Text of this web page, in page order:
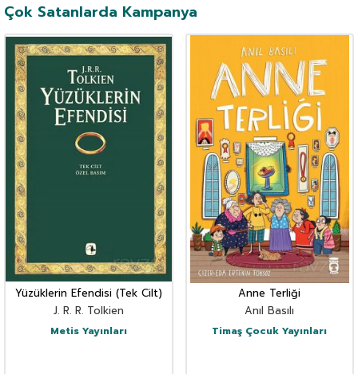
Çok Satanlarda Kampanya
Yüzüklerin Efendisi (Tek Cilt)
J. R. R. Tolkien
Metis Yayınları
Anne Terliği
Anıl Basılı
Timaş Çocuk Yayınları